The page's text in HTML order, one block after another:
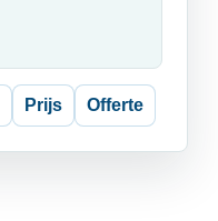
Prijs Offerte